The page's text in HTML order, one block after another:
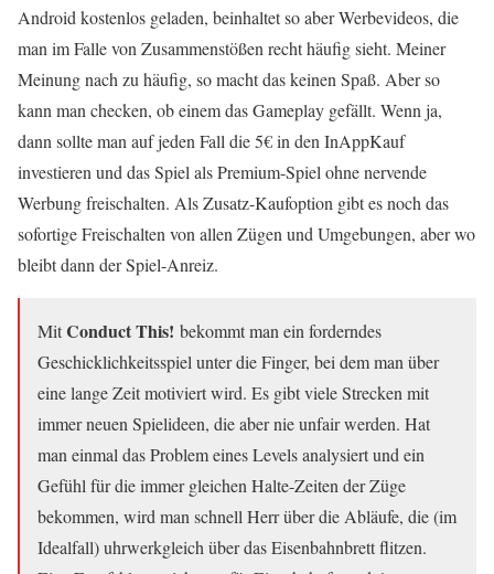
Android kostenlos geladen, beinhaltet so aber Werbevideos, die
man im Falle von Zusammenstößen recht häufig sieht. Meiner
Meinung nach zu häufig, so macht das keinen Spaß. Aber so
kann man checken, ob einem das Gameplay gefällt. Wenn ja,
dann sollte man auf jeden Fall die 5€ in den InAppKauf
investieren und das Spiel als Premium-Spiel ohne nervende
Werbung freischalten. Als Zusatz-Kaufoption gibt es noch das
sofortige Freischalten von allen Zügen und Umgebungen, aber wo
bleibt dann der Spiel-Anreiz.
MitConduct This! bekommt man ein forderndes
Geschicklichkeitsspiel unter die Finger, bei dem man über
eine lange Zeit motiviert wird. Es gibt viele Strecken mit
immer neuen Spielideen, die aber nie unfair werden. Hat
man einmal das Problem eines Levels analysiert und ein
Gefühl für die immer gleichen Halte-Zeiten der Züge
bekommen, wird man schnell Herr über die Abläufe, die (im
Idealfall) uhrwerkgleich über das Eisenbahnbrett flitzen.